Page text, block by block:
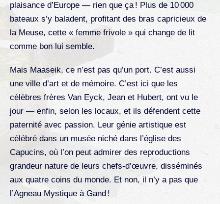
plaisance d’Europe — rien que ça ! Plus de 10 000
bateaux s’y baladent, profitant des bras capricieux de
la Meuse, cette « femme frivole » qui change de lit
comme bon lui semble.
Mais Maaseik, ce n’est pas qu’un port. C’est aussi
une ville d’art et de mémoire. C’est ici que les
célèbres frères Van Eyck, Jean et Hubert, ont vu le
jour — enfin, selon les locaux, et ils défendent cette
paternité avec passion. Leur génie artistique est
célébré dans un musée niché dans l’église des
Capucins, où l’on peut admirer des reproductions
grandeur nature de leurs chefs-d’œuvre, disséminés
aux quatre coins du monde. Et non, il n’y a pas que
l’Agneau Mystique à Gand !